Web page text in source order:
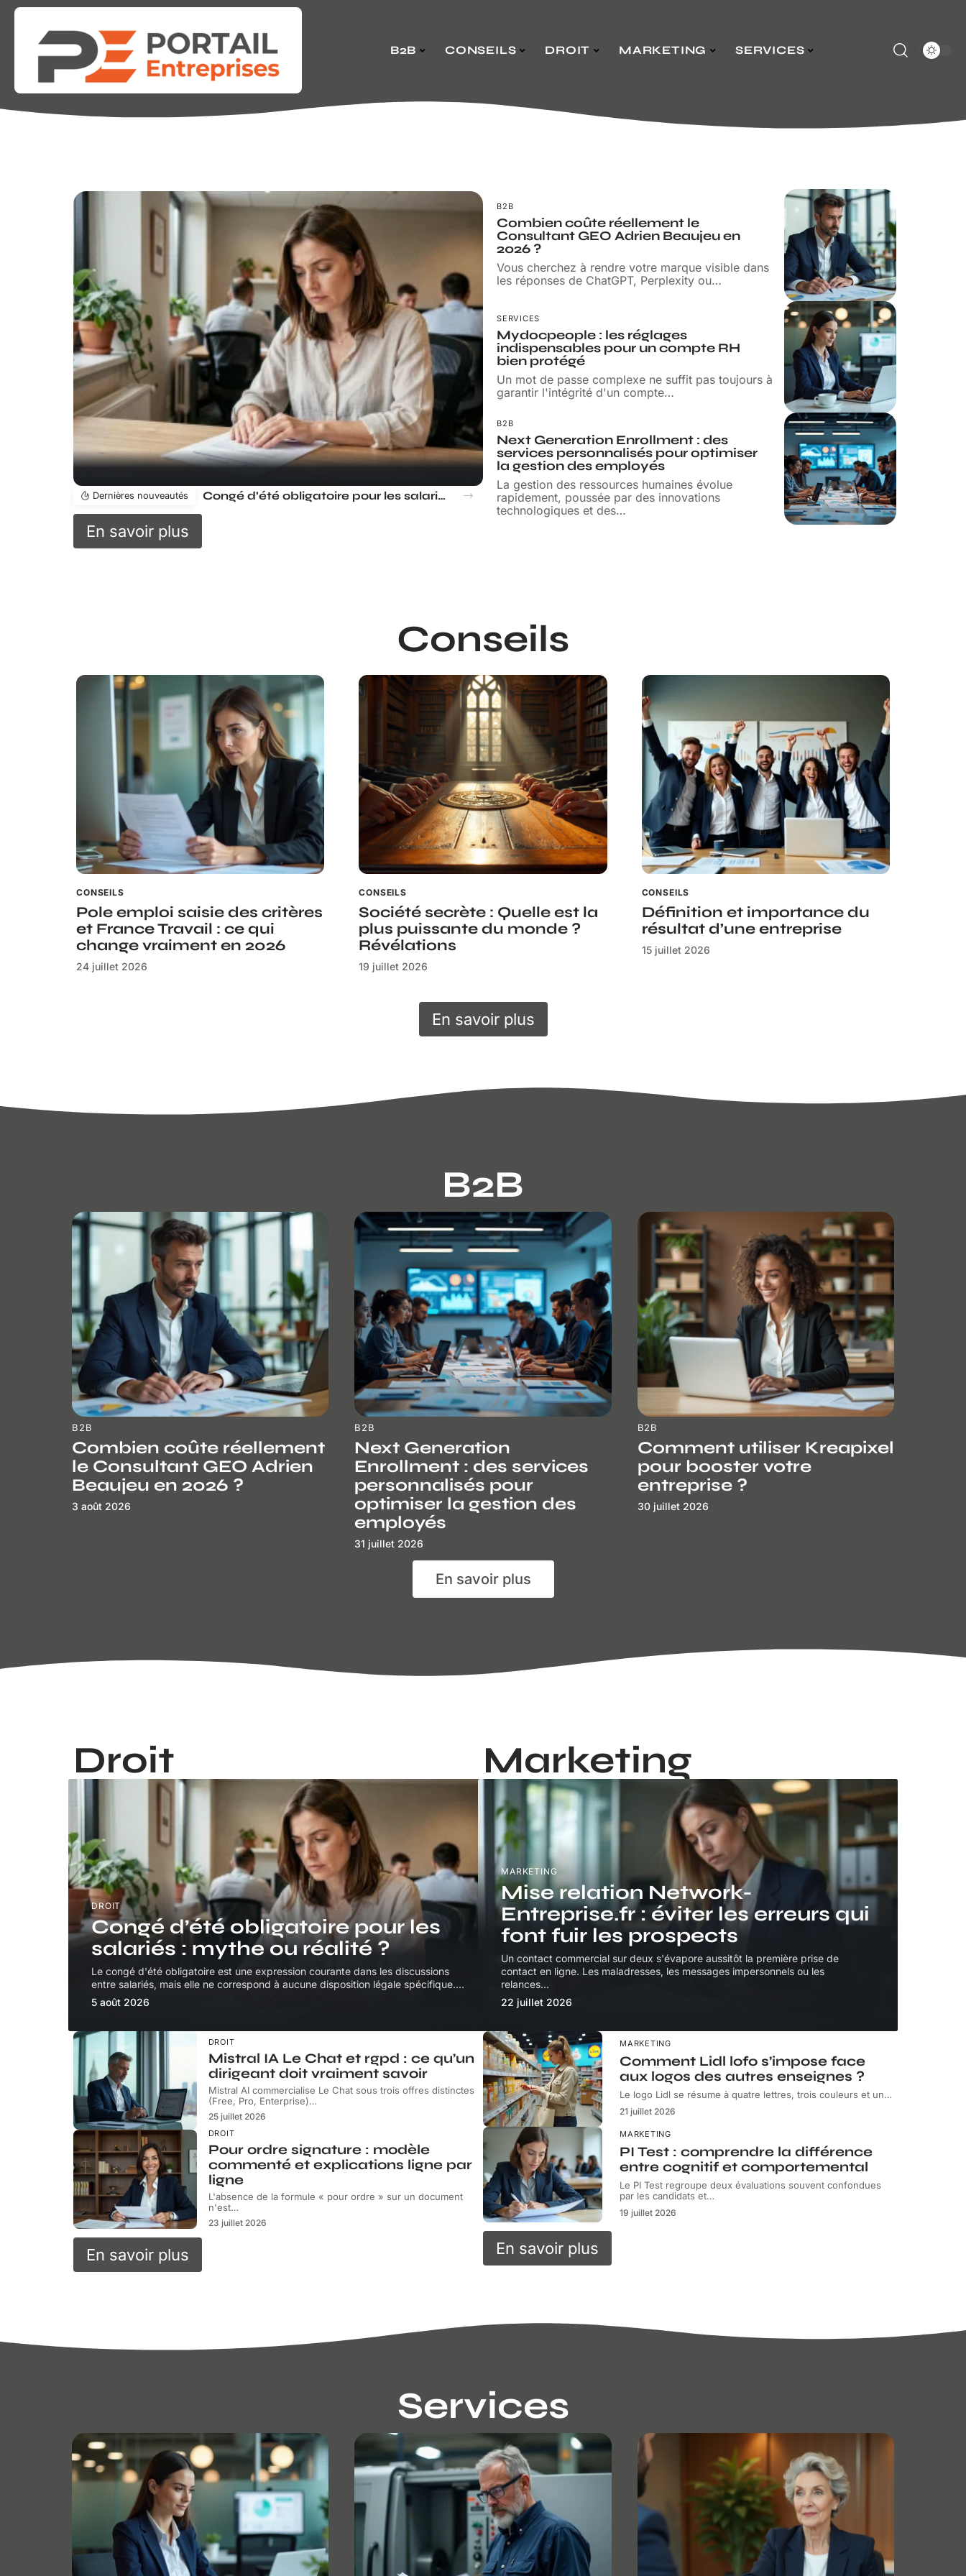
B2B CONSEILS DROIT MARKETING SERVICES
Dernières nouveautés Congé d’été obligatoire pour les salariés : mythe ou réalité ?
En savoir plus
B2B
Combien coûte réellement le
Consultant GEO Adrien Beaujeu en
2026 ?
Vous cherchez à rendre votre marque visible dans
les réponses de ChatGPT, Perplexity ou…
SERVICES
Mydocpeople : les réglages
indispensables pour un compte RH
bien protégé
Un mot de passe complexe ne suffit pas toujours à
garantir l'intégrité d'un compte…
B2B
Next Generation Enrollment : des
services personnalisés pour optimiser
la gestion des employés
La gestion des ressources humaines évolue
rapidement, poussée par des innovations
technologiques et des…
Conseils
CONSEILS
Pole emploi saisie des critères
et France Travail : ce qui
change vraiment en 2026
24 juillet 2026
CONSEILS
Société secrète : Quelle est la
plus puissante du monde ?
Révélations
19 juillet 2026
CONSEILS
Définition et importance du
résultat d’une entreprise
15 juillet 2026
En savoir plus
B2B
B2B
Combien coûte réellement
le Consultant GEO Adrien
Beaujeu en 2026 ?
3 août 2026
B2B
Next Generation
Enrollment : des services
personnalisés pour
optimiser la gestion des
employés
31 juillet 2026
B2B
Comment utiliser Kreapixel
pour booster votre
entreprise ?
30 juillet 2026
En savoir plus
Droit
DROIT
Congé d’été obligatoire pour les
salariés : mythe ou réalité ?
Le congé d'été obligatoire est une expression courante dans les discussions
entre salariés, mais elle ne correspond à aucune disposition légale spécifique.…
5 août 2026
DROIT
Mistral IA Le Chat et rgpd : ce qu’un
dirigeant doit vraiment savoir
Mistral AI commercialise Le Chat sous trois offres distinctes
(Free, Pro, Enterprise)…
25 juillet 2026
DROIT
Pour ordre signature : modèle
commenté et explications ligne par
ligne
L'absence de la formule « pour ordre » sur un document
n'est…
23 juillet 2026
En savoir plus
Marketing
MARKETING
Mise relation Network-
Entreprise.fr : éviter les erreurs qui
font fuir les prospects
Un contact commercial sur deux s'évapore aussitôt la première prise de
contact en ligne. Les maladresses, les messages impersonnels ou les
relances…
22 juillet 2026
MARKETING
Comment Lidl lofo s’impose face
aux logos des autres enseignes ?
Le logo Lidl se résume à quatre lettres, trois couleurs et un…
21 juillet 2026
MARKETING
PI Test : comprendre la différence
entre cognitif et comportemental
Le PI Test regroupe deux évaluations souvent confondues
par les candidats et…
19 juillet 2026
En savoir plus
Services